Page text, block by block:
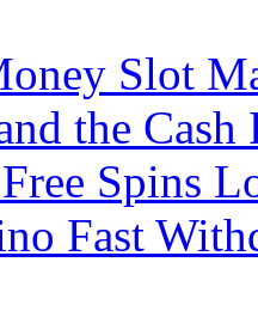
Slot
the Cash
Spins
Fast